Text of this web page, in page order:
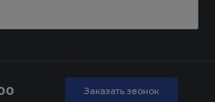
Заказать звонок